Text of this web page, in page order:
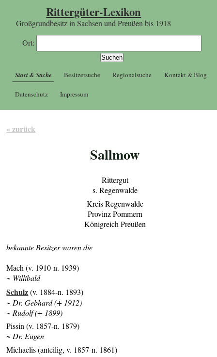
Rittergüter-Lexikon
Großgrundbesitz in Sachsen und Preußen bis 1918
Ort:
Start & Suche Besitzersuche Regionalsuche Kontakt & Blog
Datenschutz Impressum
« zurück
Sallmow
Rittergut
s. Regenwalde
Kreis Regenwalde
Provinz Pommern
Königreich Preußen
bekannte Besitzer waren die
Mach (v. 1910-n. 1939)
~ Willibald
Schulz(v. 1884-n. 1893)
~ Dr. Gebhard (+ 1912)
~ Rudolf (+ 1899)
Pissin (v. 1857-n. 1879)
~ Dr. Eugen
Michaelis (anteilig, v. 1857-n. 1861)